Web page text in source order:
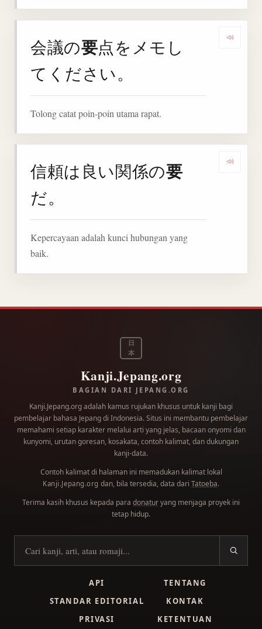
会議の要点をメモし
てください。
Tolong catat poin-poin utama rapat.
信頼は良い関係の要
だ。
Kepercayaan adalah kunci hubungan yang
baik.
日
本
Kanji.Jepang.org
BAGIAN DARI JEPANG.ORG
Kanji.Jepang.org adalah kamus rujukan khusus untuk kanji bagi
pembelajar bahasa Jepang di Indonesia. Situs ini membantu pembelajar
memahami setiap karakter melalui arti yang jelas, bacaan onyomi dan
kunyomi, urutan goresan, kosakata, contoh kalimat, dan dukungan
kanji-data.
Contoh kalimat di halaman ini memadukan kalimat lokal
Kanji.Jepang.org dan, bila tersedia, data dari Tatoeba.
Terima kasih khusus kepada para donaturyang menjaga proyek ini
tetap hidup.
Cari kanji
API
TENTANG
STANDAR EDITORIAL
KONTAK
PRIVASI
KETENTUAN